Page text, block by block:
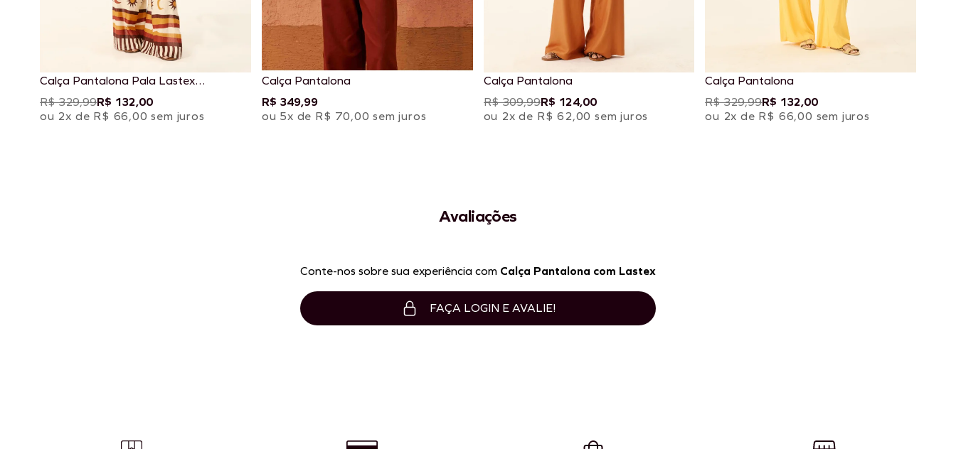
Calça Pantalona Pala Lastex
Estampada Dunas Douradas
R$ 329,99R$ 132,00
ou 2x de R$ 66,00 sem juros
Calça Pantalona
R$ 349,99
ou 5x de R$ 70,00 sem juros
Calça Pantalona
R$ 309,99R$ 124,00
ou 2x de R$ 62,00 sem juros
Calça Pantalona
R$ 329,99R$ 132,00
ou 2x de R$ 66,00 sem juros
Avaliações
Conte-nos sobre sua experiência com Calça Pantalona com Lastex
FAÇA LOGIN E AVALIE!